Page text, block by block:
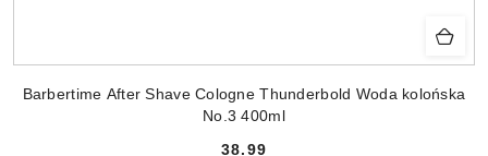
Barbertime After Shave Cologne Thunderbold Woda kolońska
No.3 400ml
38.99